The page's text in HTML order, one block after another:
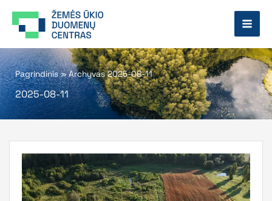
prie
Pagrindinis»Archyvas 2025-08-11
2025-08-11